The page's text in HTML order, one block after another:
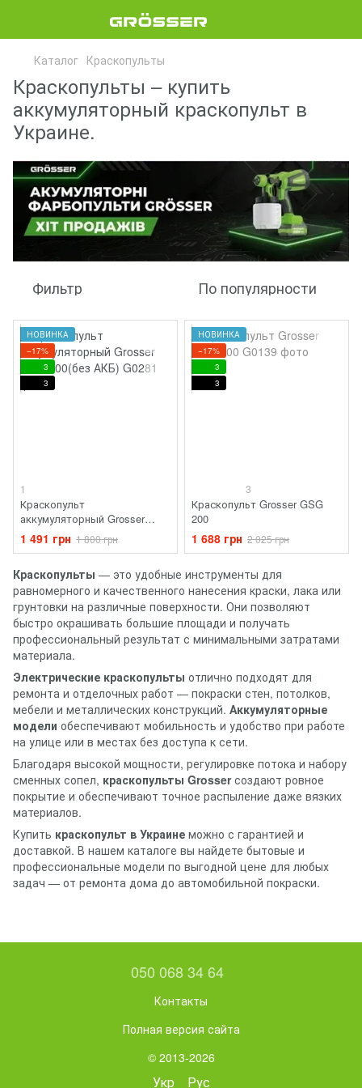
Каталог Краскопульты
Краскопульты – купить
аккумуляторный краскопульт в
Украине.
Фильтр По популярности
НОВИНКА
−17%
3
3
1
Краскопульт
аккумуляторный Grosser
GSG 300(без АКБ)
1 491 грн 1 800 грн
НОВИНКА
−17%
3
3
3
Краскопульт Grosser GSG
200
1 688 грн 2 025 грн
Краскопульты — это удобные инструменты для
равномерного и качественного нанесения краски, лака или
грунтовки на различные поверхности. Они позволяют
быстро окрашивать большие площади и получать
профессиональный результат с минимальными затратами
материала.
Электрические краскопульты отлично подходят для
ремонта и отделочных работ — покраски стен, потолков,
мебели и металлических конструкций. Аккумуляторные
модели обеспечивают мобильность и удобство при работе
на улице или в местах без доступа к сети.
Благодаря высокой мощности, регулировке потока и набору
сменных сопел, краскопульты Grosserсоздают ровное
покрытие и обеспечивают точное распыление даже вязких
материалов.
Купить краскопульт в Украине можно с гарантией и
доставкой. В нашем каталоге вы найдете бытовые и
профессиональные модели по выгодной цене для любых
задач — от ремонта дома до автомобильной покраски.
050 068 34 64
Контакты
Полная версия сайта
© 2013-2026
Укр Рус